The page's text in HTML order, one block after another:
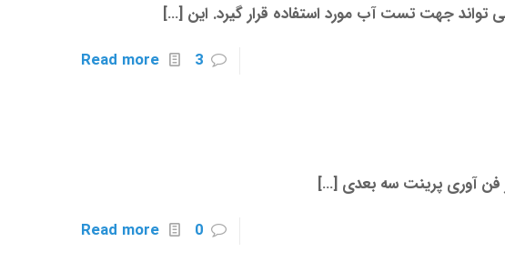
تواند جهت تست آب مورد استفاده قرار گیرد. این […]
3
Read more
فن آوری پرینت سه بعدی […]
0
Read more